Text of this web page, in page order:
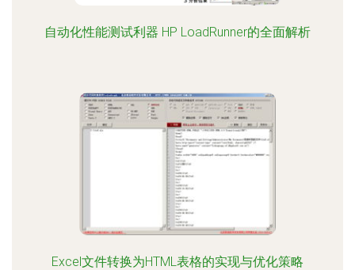
自动化性能测试利器 HP LoadRunner的全面解析
Excel文件转换为HTML表格的实现与优化策略